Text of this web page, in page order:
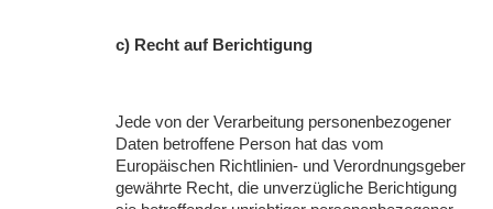
c) Recht auf Berichtigung
Jede von der Verarbeitung personenbezogener
Daten betroffene Person hat das vom
Europäischen Richtlinien- und Verordnungsgeber
gewährte Recht, die unverzügliche Berichtigung